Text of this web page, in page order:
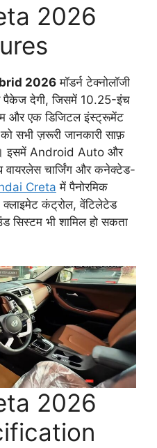
2026
2026 मॉडर्न टेक्नोलॉजी
पैकेज देगी, जिसमें 10.25-इंच
और एक डिजिटल इंस्ट्रूमेंट
को सभी ज़रूरी जानकारी साफ़
इसमें Android Auto और
चार्जिंग और कनेक्टेड-
Creta में पैनोरमिक
कंट्रोल, वेंटिलेटेड
सिस्टम भी शामिल हो सकता
2026